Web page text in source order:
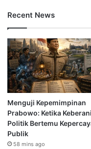
Recent News
Menguji Kepemimpinan
Prabowo: Ketika
Politik Bertemu
Publik
58 mins ago